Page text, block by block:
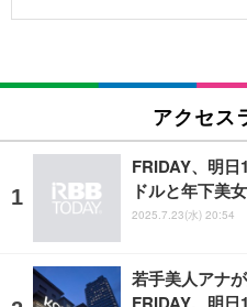
アクセス
FRIDAY、明日
ドルと年下美
2025.7.23(水) 20:54
若手美人アナ
FRIDAY、明日